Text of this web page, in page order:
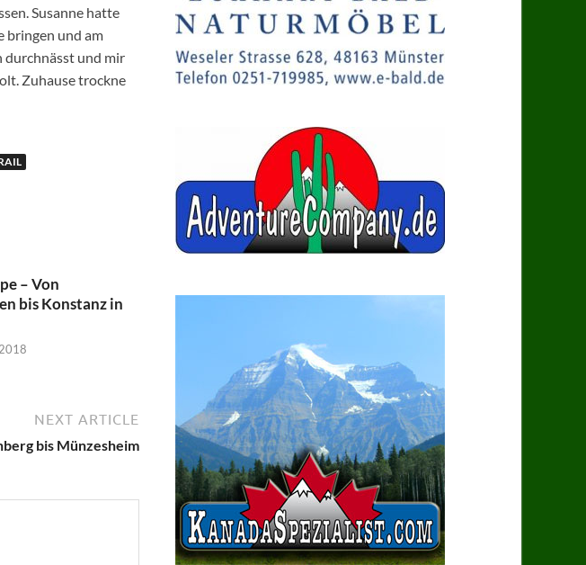
Susanne hatte
bringen und am
durchnässt und mir
Zuhause trockne
– Von
bis Konstanz in
NEXT ARTICLE
bis Münzesheim